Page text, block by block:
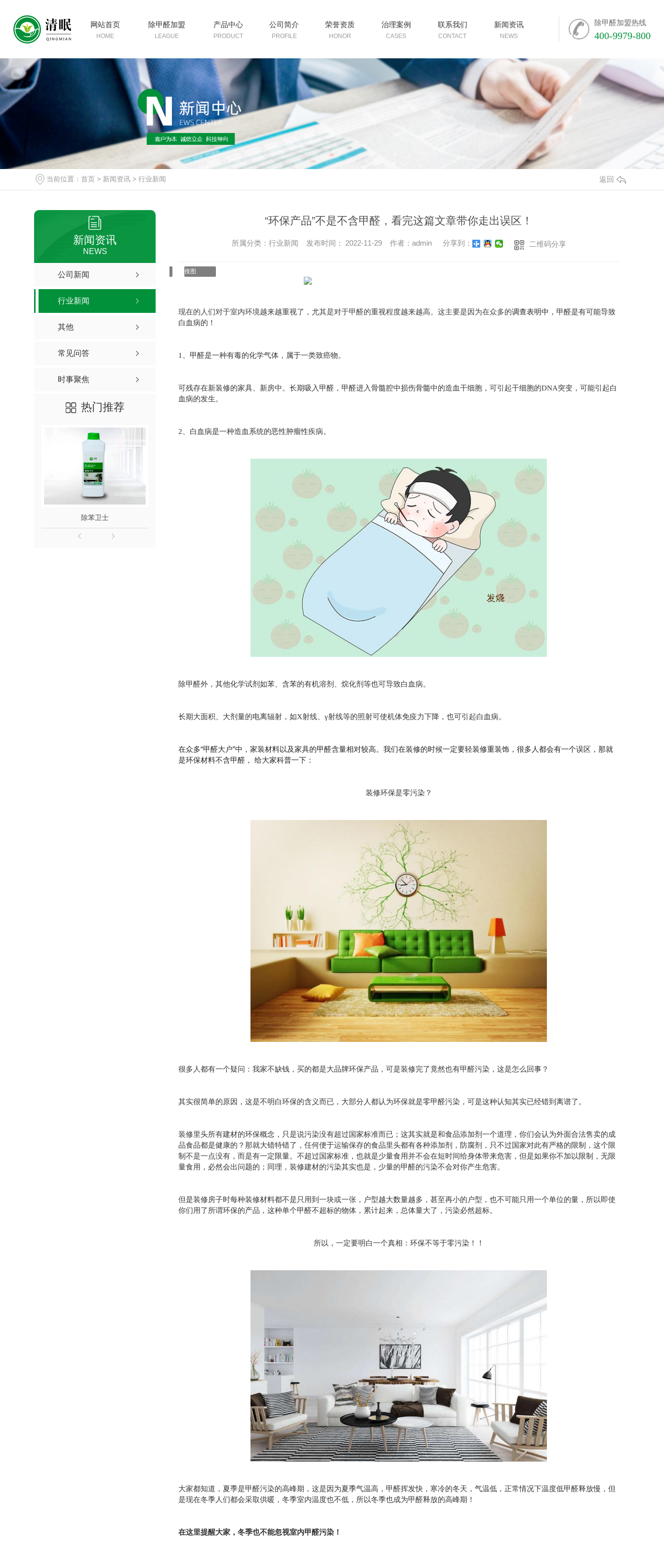
除甲醛加盟热线
400-9979-800
网站首页
HOME
除甲醛加盟
LEAGUE
产品中心
PRODUCT
公司简介
PROFILE
荣誉资质
HONOR
治理案例
CASES
联系我们
CONTACT
新闻资讯
NEWS
当前位置： 首页 > 新闻资讯 > 行业新闻 返回
新闻资讯
NEWS
公司新闻
行业新闻
其他
常见问答
时事聚焦
热门推荐
除苯卫士 纳米光触媒
“环保产品”不是不含甲醛，看完这篇文章带你走出误区！
所属分类：行业新闻 发布时间： 2022-11-29 作者：admin 分享到： 二维码分享
搜图
现在的人们对于室内环境越来越重视了，尤其是对于甲醛的重视程度越来越高。这主要是因为在众多的调查表明中， 甲醛是有可能导致
白血病的！
1、甲醛是一种有毒的化学气体，属于一类致癌物。
可残存在新装修的家具、新房中。长期吸入甲醛，甲醛进入骨髓腔中损伤骨髓中的造血干细胞，可引起干细胞的DNA突变，可能引起白
血病的发生。
2、白血病是一种造血系统的恶性肿瘤性疾病。
除甲醛外，其他化学试剂如苯、含苯的有机溶剂、烷化剂等也可导致白血病。
长期大面积、大剂量的电离辐射，如X射线、γ射线等的照射可使机体免疫力下降，也可引起白血病。
在众多“甲醛大户”中，家装材料以及家具的甲醛含量相对较高。我们在装修的时候一定要轻装修重装饰，很多人都会有一个误区，那就
是环保材料不含甲醛， 给大家科普一下：
装修环保是零污染？
很多人都有一个疑问：我家不缺钱，买的都是大品牌环保产品，可是装修完了竟然也有甲醛污染，这是怎么回事？
其实很简单的原因，这是不明白环保的含义而已，大部分人都认为环保就是零甲醛污染，可是这种认知其实已经错到离谱了。
装修里头所有建材的环保概念，只是说污染没有超过国家标准而已；这其实就是和食品添加剂一个道理，你们会认为外面合法售卖的成
品食品都是健康的？那就大错特错了，任何便于运输保存的食品里头都有各种添加剂，防腐剂，只不过国家对此有严格的限制，这个限
制不是一点没有，而是有一定限量。不超过国家标准，也就是少量食用并不会在短时间给身体带来危害，但是如果你不加以限制，无限
量食用，必然会出问题的；同理，装修建材的污染其实也是，少量的甲醛的污染不会对你产生危害。
但是装修房子时每种装修材料都不是只用到一块或一张，户型越大数量越多，甚至再小的户型，也不可能只用一个单位的量，所以即使
你们用了所谓环保的产品，这种单个甲醛不超标的物体，累计起来，总体量大了，污染必然超标。
所以，一定要明白一个真相：环保不等于零污染！！
大家都知道，夏季是甲醛污染的高峰期，这是因为夏季气温高，甲醛挥发快，寒冷的冬天，气温低，正常情况下温度低甲醛释放慢，但
是现在冬季人们都会采取供暖，冬季室内温度也不低，所以冬季也成为甲醛释放的高峰期！
在这里提醒大家，冬季也不能忽视室内甲醛污染！